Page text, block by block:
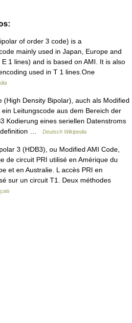
of order 3 code) is a
mainly used in Japan, Europe and
1 lines) and is based on AMI. It is also
used in T 1 lines.One
Density Bipolar), auch als Modified
Leitungscode aus dem Bereich der
Kodierung eines seriellen Datenstroms
…
Deutsch Wikipedia
3 (HDB3), ou Modified AMI Code,
de circuit PRI utilisé en Amérique du
et en Australie. L accès PRI en
sur un circuit T1. Deux méthodes